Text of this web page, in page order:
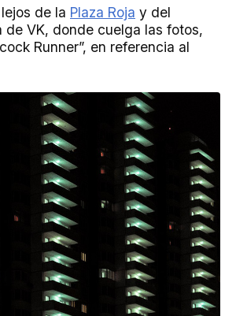
de la Plaza Roja y del
de VK, donde cuelga las fotos,
Runner”, en referencia al